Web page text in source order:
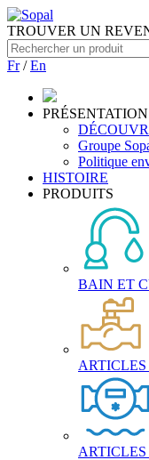
TROUVER UN
Fr/En
PRÉSENTATION
Groupe
Politique
HISTOIRE
PRODUITS
BAIN ET